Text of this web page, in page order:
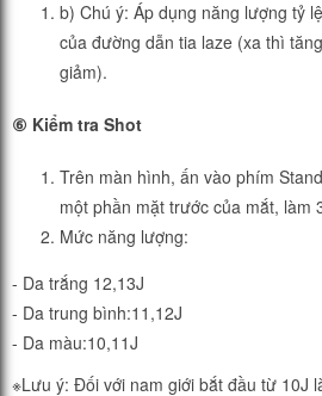
b) Chú ý: Áp dụng năng lượng tỷ
của đường dẫn tia laze (xa thì
giảm).
⑥ Kiểm tra Shot
Trên màn hình, ấn vào phím
một phần mặt trước của mắt, làm
Mức năng lượng:
- Da trắng 12,13J
- Da trung bình:11,12J
- Da màu:10,11J
※Lưu ý: Đối với nam giới bắt đầu từ 10J